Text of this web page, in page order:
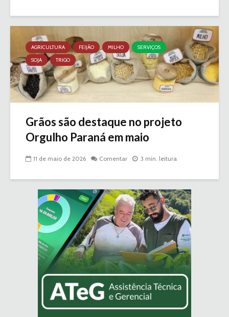
AGRICULTURA FEIJÃO MILHO
SERVIÇOS
SOJA
TRIGO
Grãos são destaque no projeto
Orgulho Paraná em maio
11 de maio de 2026 Comentar 3 min. leitura